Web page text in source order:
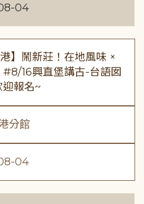
04
】鬧新莊！在地風味 ×
16興直堡講古-台語囡
報名~
分館
04